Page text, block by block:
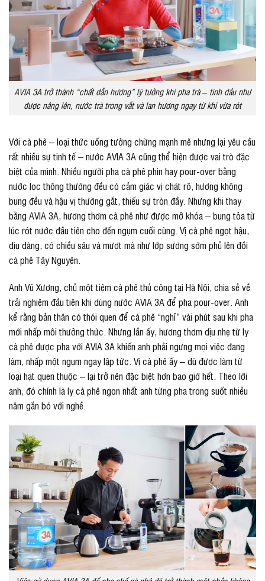
AVIA 3A trở thành “chất dẫn hương” lý tưởng khi pha trà – tinh dầu như
được nâng lên, nước trà trong vắt và lan hương ngay từ khi vừa rót
Với cà phê – loại thức uống tưởng chừng mạnh mẽ nhưng lại yêu cầu
rất nhiều sự tinh tế – nước AVIA 3A cũng thể hiện được vai trò đặc
biệt của mình. Nhiều người pha cà phê phin hay pour-over bằng
nước lọc thông thường đều có cảm giác vị chát rõ, hương không
bung đều và hậu vị thường gắt, thiếu sự tròn đầy. Nhưng khi thay
bằng AVIA 3A, hương thơm cà phê như được mở khóa – bung tỏa từ
lúc rót nước đầu tiên cho đến ngụm cuối cùng. Vị cà phê ngọt hậu,
dịu dàng, có chiều sâu và mượt mà như lớp sương sớm phủ lên đồi
cà phê Tây Nguyên.
Anh Vũ Xương, chủ một tiệm cà phê thủ công tại Hà Nội, chia sẻ về
trải nghiệm đầu tiên khi dùng nước AVIA 3A để pha pour-over. Anh
kể rằng bản thân có thói quen để cà phê “nghỉ” vài phút sau khi pha
mới nhấp môi thưởng thức. Nhưng lần ấy, hương thơm dịu nhẹ từ ly
cà phê được pha với AVIA 3A khiến anh phải ngưng mọi việc đang
làm, nhấp một ngụm ngay lập tức. Vị cà phê ấy – dù được làm từ
loại hạt quen thuộc – lại trở nên đặc biệt hơn bao giờ hết. Theo lời
anh, đó chính là ly cà phê ngon nhất anh từng pha trong suốt nhiều
năm gắn bó với nghề.